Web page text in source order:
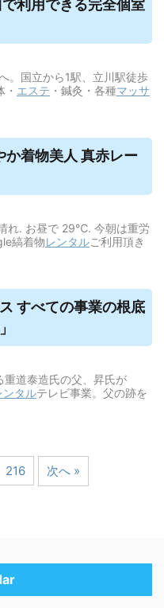
利用できる完全個室
。国立から1駅、立川駅徒歩
エステ ・鍼灸・各種マッサ
か着物美人 真赤レー
れ. お昼で 29℃. 今朝は重労
縞着物レンタルご利用頂き
すべての事業の根底
重道泰造氏の父、昇氏が
ンタルテレビ事業。父の跡を
216 次へ »